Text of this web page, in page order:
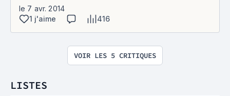
le 7 avr. 2014
1 j'aime
416
VOIR LES 5 CRITIQUES
LISTES